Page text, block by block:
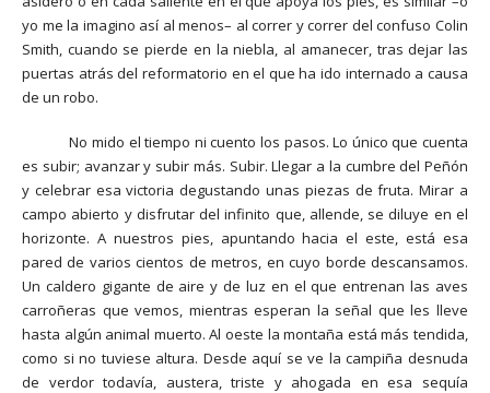
yo me la imagino así al menos– al correr y correr del confuso Colin
Smith, cuando se pierde en la niebla, al amanecer, tras dejar las
puertas atrás del reformatorio en el que ha ido internado a causa
de un robo.
No mido el tiempo ni cuento los pasos. Lo único que cuenta
es subir; avanzar y subir más. Subir. Llegar a la cumbre del Peñón
y celebrar esa victoria degustando unas piezas de fruta. Mirar a
campo abierto y disfrutar del infinito que, allende, se diluye en el
horizonte. A nuestros pies, apuntando hacia el este, está esa
pared de varios cientos de metros, en cuyo borde descansamos.
Un caldero gigante de aire y de luz en el que entrenan las aves
carroñeras que vemos, mientras esperan la señal que les lleve
hasta algún animal muerto. Al oeste la montaña está más tendida,
como si no tuviese altura. Desde aquí se ve la campiña desnuda
de verdor todavía, austera, triste y ahogada en esa sequía